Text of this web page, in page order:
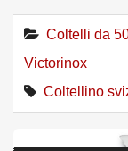
Coltelli da
Victorinox
Coltellino